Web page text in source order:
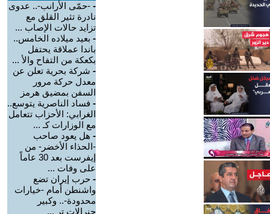
- -حمّى الأرانب-.. عدوى
نادرة تثير القلق مع
تزايد حالات الإصاب ...
- بعيد ميلاده الخامس..
باندا عملاقة يحتفل
بكعكة من التفاح والأ ...
- شركة بحرية تعلن عن
معدل حركة مرور
السفن بمضيق هرمز
- فساد الناصرية يتوسع..
الغرابي: الأحزاب تتعامل
مع الوزارات كـ ...
- هل يعود صاحب
-الحذاء الأخضر- من
إيفرست بعد 30 عاماً
على وفات ...
- حرب إيران تضع
واشنطن أمام -خيارات
محدودة-.. وكبير
جنرالات تر ...